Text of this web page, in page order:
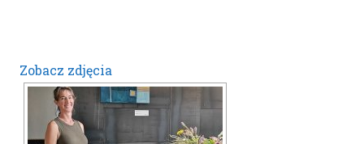
Zobacz zdjęcia